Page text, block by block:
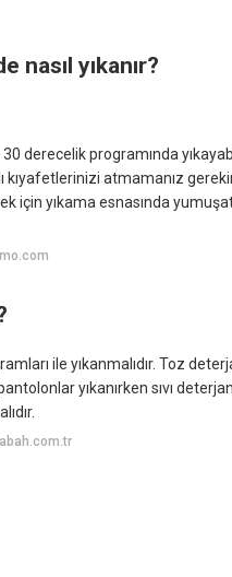
nasıl yıkanır?
derecelik programında
kıyafetlerinizi atmamanız
için yıkama esnasında
ile yıkanmalıdır. Toz
yıkanırken sıvı